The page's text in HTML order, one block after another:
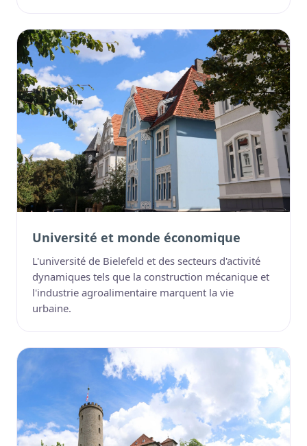
Université et monde économique
L'université de Bielefeld et des secteurs d'activité
dynamiques tels que la construction mécanique et
l'industrie agroalimentaire marquent la vie
urbaine.